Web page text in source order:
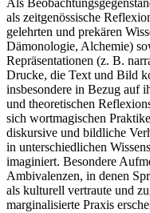
Als
als zeitgenössische
gelehrten und prekären
Dämonologie, Alchemie)
Repräsentationen (z. B.
Drucke, die Text und Bild
insbesondere in Bezug auf
und theoretischen
sich wortmagischen
diskursive und bildliche
in unterschiedlichen
imaginiert. Besondere
Ambivalenzen, in denen
als kulturell vertraute und
marginalisierte Praxis